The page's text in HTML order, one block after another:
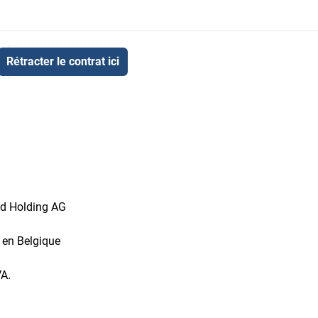
Rétracter le contrat ici
Holding AG
Belgique